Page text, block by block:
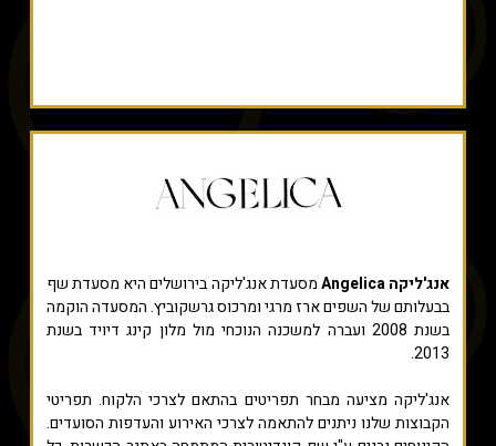
אנג'ליקה Angelica
מסעדת אנג'ליקה בירושלים היא מסעדת שף
בבעלותם של השפים ארז מרגי ומרכוס גרשקוביץ. המסעדה הוקמה
בשנת 2008 ועברה למשכנה הנוכחי מול מלון קינג דיויד בשנת
2013.
אנג'ליקה מציעה מבחר תפריטים בהתאם לצרכי הלקוח. תפריטי
הקבוצות שלנו ניתנים להתאמה לצרכי האירוע והעדפות הסועדים.